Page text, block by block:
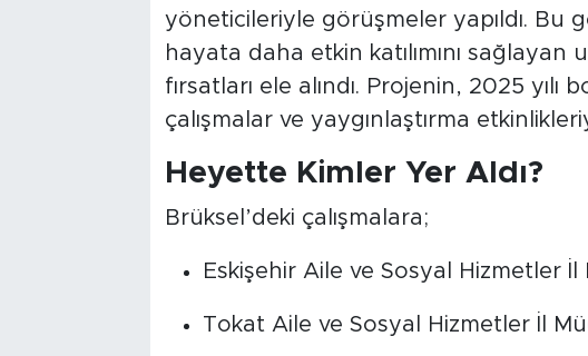
yöneticileriyle görüşmeler yapıldı. Bu
hayata daha etkin katılımını sağlayan
fırsatları ele alındı. Projenin, 2025
çalışmalar ve yaygınlaştırma
Heyette Kimler Yer Aldı?
Brüksel’deki çalışmalara;
Eskişehir Aile ve Sosyal Hizmetler İl
Tokat Aile ve Sosyal Hizmetler İl